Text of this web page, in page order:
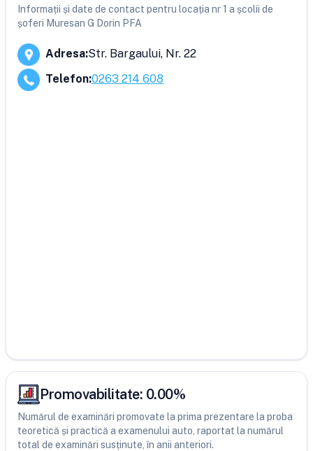
Informații și date de contact pentru locația nr 1 a școlii de
șoferi Muresan G Dorin PFA
Adresa:Str. Bargaului, Nr. 22
Telefon:0263 214 608
Promovabilitate: 0.00%
Numărul de examinări promovate la prima prezentare la proba
teoretică și practică a examenului auto, raportat la numărul
total de examinări susținute, în anii anteriori.